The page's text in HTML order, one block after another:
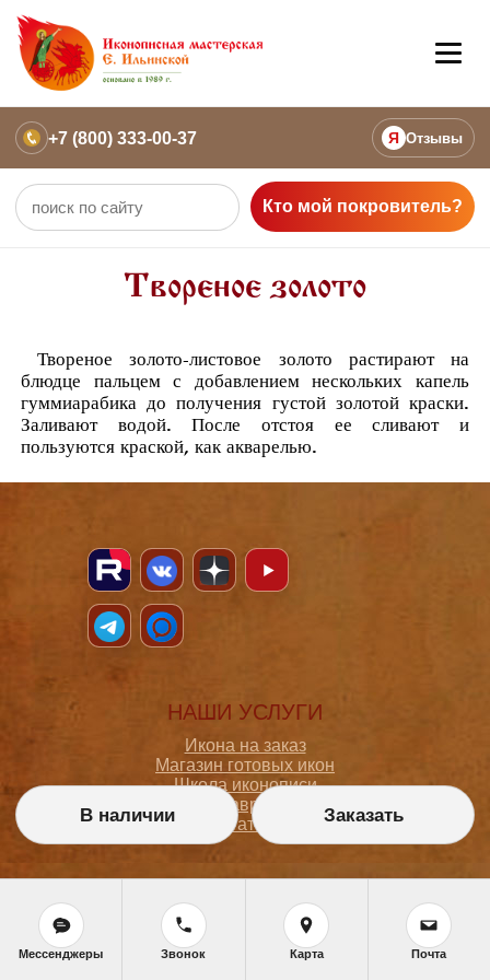
+7 (800) 333-00-37 Я Отзывы
Кто мой покровитель?
Твореное золото
Твореное золото-листовое золото растирают на
блюдце пальцем с добавлением нескольких капель
гуммиарабика до получения густой золотой краски.
Заливают водой. После отстоя ее сливают и
пользуются краской, как акварелью.
НАШИ УСЛУГИ
Икона на заказ
Магазин готовых икон
Школа иконописи
Реставрация
Статьи
О мастерской
Как сделать заказ
Доставка и оплата
В наличии Заказать
Мессенджеры Звонок Карта Почта